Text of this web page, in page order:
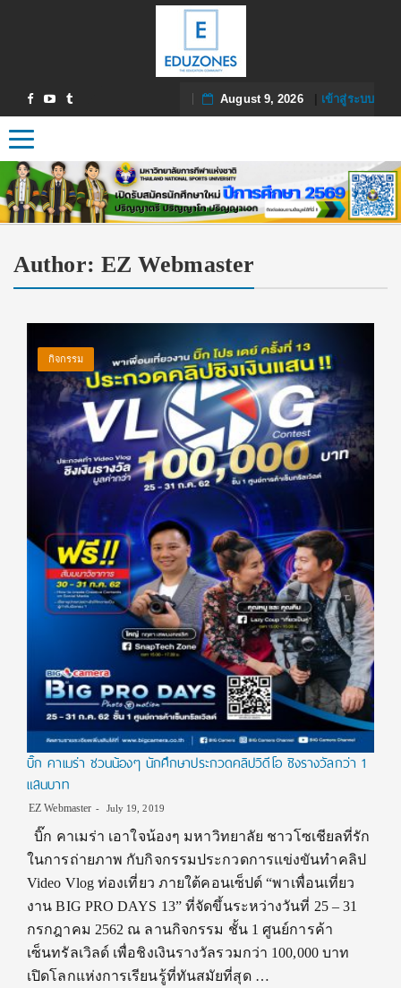
August 9, 2026| เข้าสู่ระบบ
Toggle navigation
Author: EZ Webmaster
กิจกรรม
บิ๊ก คาเมร่า ชวนน้องๆ นักศึกษาประกวดคลิปวิดีโอ ชิงรางวัลกว่า 1
แสนบาท
EZ Webmaster July 19, 2019
บิ๊ก คาเมร่า เอาใจน้องๆ มหาวิทยาลัย ชาวโซเชียลที่รัก
ในการถ่ายภาพ กับกิจกรรมประกวดการแข่งขันทำคลิป
Video Vlog ท่องเที่ยว ภายใต้คอนเซ็ปต์ “พาเพื่อนเที่ยว
งาน BIG PRO DAYS 13” ที่จัดขึ้นระหว่างวันที่ 25 – 31
กรกฎาคม 2562 ณ ลานกิจกรรม ชั้น 1 ศูนย์การค้า
เซ็นทรัลเวิลด์ เพื่อชิงเงินรางวัลรวมกว่า 100,000 บาท
เปิดโลกแห่งการเรียนรู้ที่ทันสมัยที่สุด …